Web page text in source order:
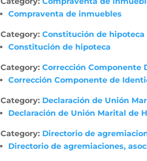
Compraventa de inmuebles
Category:Constitución de hipoteca
Constitución de hipoteca
Category:Corrección Componente
Corrección Componente de
Category: Declaración de Unión
Declaración de Unión Marital de
Category: Directorio de
Directorio de agremiaciones,